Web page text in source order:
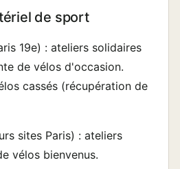
de sport
19e) : ateliers solidaires
de vélos d'occasion.
cassés (récupération de
sites Paris) : ateliers
vélos bienvenus.